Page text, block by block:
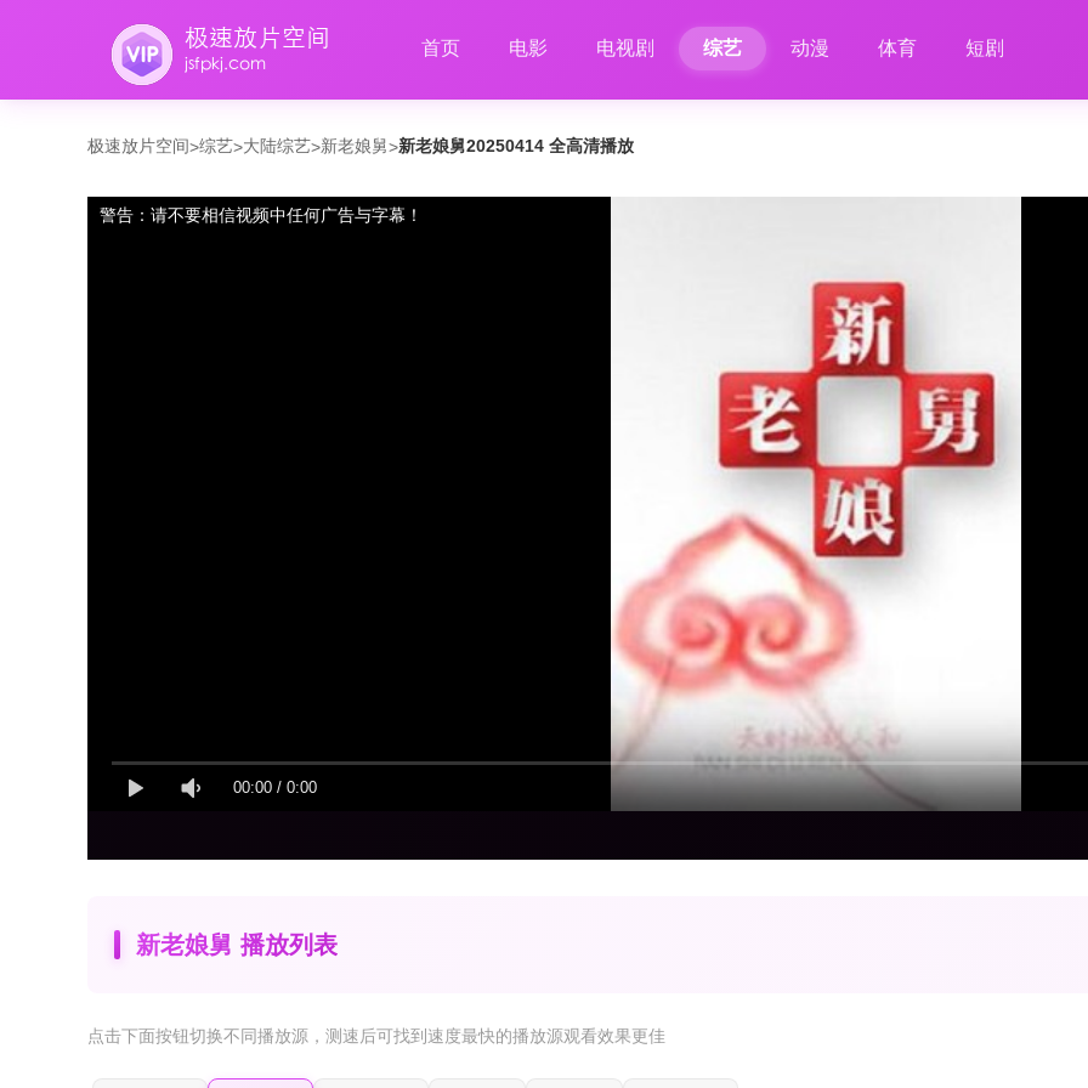
首页 电影 电视剧 综艺 动漫 体育 短剧
极速放片空间>综艺>大陆综艺>新老娘舅>新老娘舅20250414 全高清播放
00:00 / 0:00
警告：请不要相信视频中任何广告与字幕！
新老娘舅 播放列表
点击下面按钮切换不同播放源 ，测速后可找到速度最快的播放源观看效果更佳